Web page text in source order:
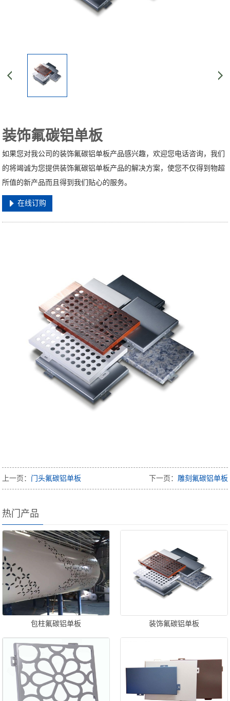
装饰氟碳铝单板
如果您对我公司的装饰氟碳铝单板产品感兴趣，欢迎您电话咨询，我们
的将竭诚为您提供装饰氟碳铝单板产品的解决方案，使您不仅得到物超
所值的新产品而且得到我们贴心的服务。
在线订购
上一页： 门头氟碳铝单板 下一页： 雕刻氟碳铝单板
热门产品
包柱氟碳铝单板 装饰氟碳铝单板